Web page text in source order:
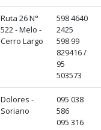
Ruta 26 N°
522 - Melo -
Cerro Largo
598 4640
2425
598 99
829416 /
95
503573
Dolores -
Soriano
095 038
586
095 316